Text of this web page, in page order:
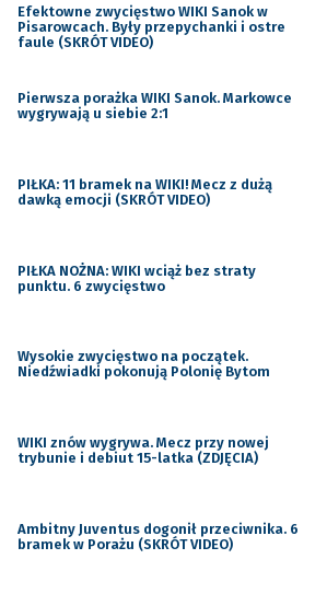
Efektowne zwycięstwo WIKI Sanok w
Pisarowcach. Były przepychanki i ostre
faule (SKRÓT VIDEO)
Pierwsza porażka WIKI Sanok. Markowce
wygrywają u siebie 2:1
PIŁKA: 11 bramek na WIKI! Mecz z dużą
dawką emocji (SKRÓT VIDEO)
PIŁKA NOŻNA: WIKI wciąż bez straty
punktu. 6 zwycięstwo
Wysokie zwycięstwo na początek.
Niedźwiadki pokonują Polonię Bytom
WIKI znów wygrywa. Mecz przy nowej
trybunie i debiut 15-latka (ZDJĘCIA)
Ambitny Juventus dogonił przeciwnika. 6
bramek w Porażu (SKRÓT VIDEO)